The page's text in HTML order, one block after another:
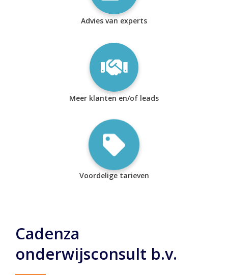
Advies van experts
Meer klanten en/of leads
Voordelige tarieven
Cadenza
onderwijsconsult b.v.